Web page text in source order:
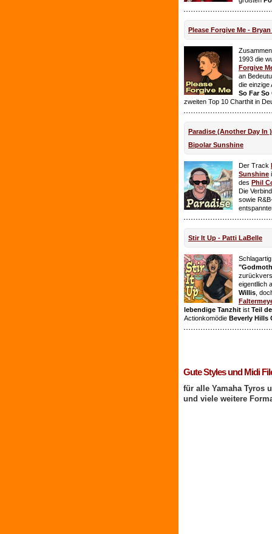
Please Forgive Me -
1993 die
Forgive
an
die einzige
So Far So
zweiten Top 10 Charthit in
Paradise (Another Day In
Bipolar Sunshine
Der Track
Sunshine
des Phil
Die
sowie
Stir It Up - Patti LaBelle
eigentllich
Willis ,
lebendige Tanzhit ist Teil
Actionkomödie Beverly Hills
Gute Styles und Midi
für alle Yamaha Tyros
und viele weitere